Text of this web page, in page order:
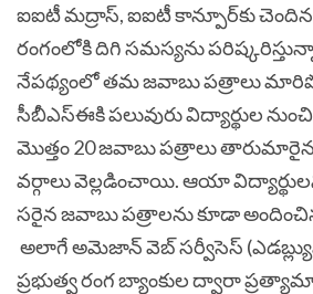
ఐఐటీ మద్రాస్‌, ఐఐటీ కాన్పూర్‌కు చెందిన
రంగంలోకి దిగి సమస్యను
నేపథ్యంలో తమ జవాబు పత్రాలు
సీబీఎస్‌ఈకి పలువురు విద్యార్థుల
మొత్తం 20 జవాబు పత్రాలు
వర్గాలు వెల్లడించాయి. ఆయా
సరైన జవాబు పత్రాలను కూడా
అలాగే అమెజాన్ వెబ్ సర్వీసెస్
ప్రభుత్వ రంగ బ్యాంకుల ద్వారా